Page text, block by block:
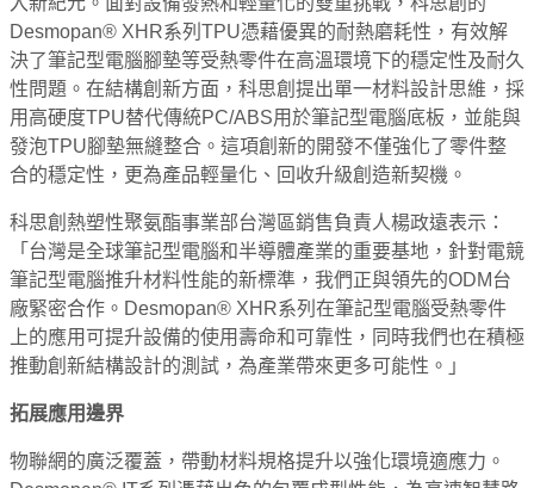
Desmopan® XHR系列TPU憑藉優異的耐熱磨耗性，有效解
決了筆記型電腦腳墊等受熱零件在高溫環境下的穩定性及耐久
性問題。在結構創新方面，科思創提出單一材料設計思維，採
用高硬度TPU替代傳統PC/ABS用於筆記型電腦底板，並能與
發泡TPU腳墊無縫整合。這項創新的開發不僅強化了零件整
合的穩定性，更為產品輕量化、回收升級創造新契機。
科思創熱塑性聚氨酯事業部台灣區銷售負責人楊政遠表示：
「台灣是全球筆記型電腦和半導體產業的重要基地，針對電競
筆記型電腦推升材料性能的新標準，我們正與領先的ODM台
廠緊密合作。Desmopan® XHR系列在筆記型電腦受熱零件
上的應用可提升設備的使用壽命和可靠性，同時我們也在積極
推動創新結構設計的測試，為產業帶來更多可能性。」
拓展應用邊界
物聯網的廣泛覆蓋，帶動材料規格提升以強化環境適應力。